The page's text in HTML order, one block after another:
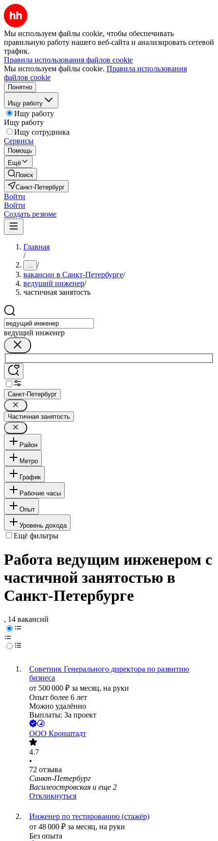
Мы используем файлы cookie, чтобы обеспечивать
правильную работу нашего веб-сайта и анализировать сетевой
трафик.
Правила использования файлов cookie
Мы используем файлы cookie. Правила использования
файлов cookie
Понятно
Ищу работу
Ищу работу
Ищу работу
Ищу сотрудника
Сервисы
Помощь
Ещё
Поиск
Санкт-Петербург
Войти
Войти
Создать резюме
Главная
/
... /
вакансии в Санкт-Петербурге/
ведущий инженер/
частичная занятость
ведущий инженер
Санкт-Петербург
Частичная занятость
Район
Метро
График
Рабочие часы
Опыт
Уровень дохода
Ещё фильтры
Работа ведущим инженером с
частичной занятостью в
Санкт-Петербурге
, 14 вакансий
Советник Генерального директора по развитию
бизнеса
от 500 000 ₽ за месяц, на руки
Опыт более 6 лет
Можно удалённо
Выплаты: За проект
ООО Кронштадт
4.7
•
72 отзыва
Санкт-Петербург
Василеостровская и еще 2
Откликнуться
Инженер по тестированию (стажёр)
от 48 000 ₽ за месяц, на руки
Без опыта